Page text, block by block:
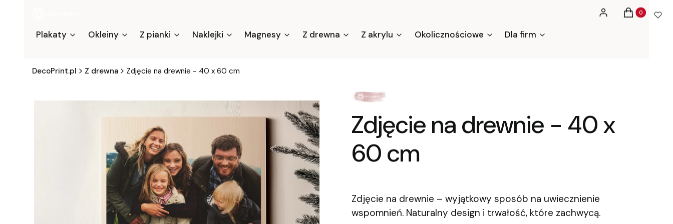
Zaloguj sięProdukty w
Koszyk
Plakaty Okleiny Z pianki Naklejki Magnesy Z drewna Z akrylu Okolicznościowe Dla firm
DecoPrint.pl Z drewna Zdjęcie na drewnie - 40 x 60 cm
Zdjęcie na drewnie - 40 x
60 cm
Zdjęcie na drewnie – wyjątkowy sposób na uwiecznienie
wspomnień. Naturalny design i trwałość, które zachwycą.